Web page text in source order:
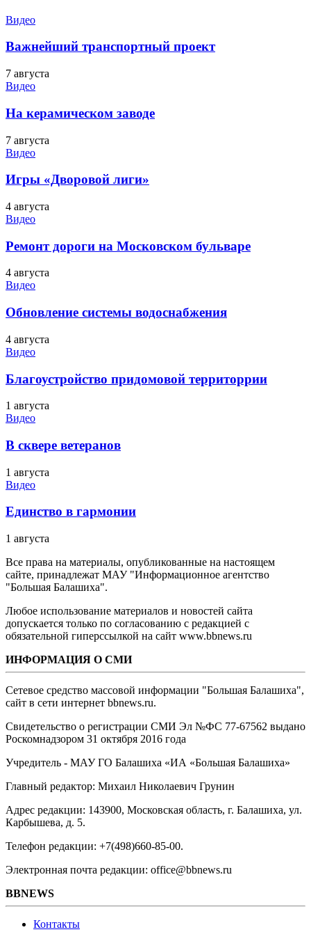
Видео
Важнейший транспортный проект
7 августа
Видео
На керамическом заводе
7 августа
Видео
Игры «Дворовой лиги»
4 августа
Видео
Ремонт дороги на Московском бульваре
4 августа
Видео
Обновление системы водоснабжения
4 августа
Видео
Благоустройство придомовой территоррии
1 августа
Видео
В сквере ветеранов
1 августа
Видео
Единство в гармонии
1 августа
Все права на материалы, опубликованные на настоящем
сайте, принадлежат МАУ "Информационное агентство
"Большая Балашиха".
Любое использование материалов и новостей сайта
допускается только по согласованию с редакцией с
обязательной гиперссылкой на сайт www.bbnews.ru
ИНФОРМАЦИЯ О СМИ
Сетевое средство массовой информации "Большая Балашиха",
сайт в сети интернет bbnews.ru.
Свидетельство о регистрации СМИ Эл №ФС ‎77-67562 выдано
Роскомнадзором 31 октября 2016 года
Учредитель - МАУ ГО Балашиха «ИА «Большая Балашиха»
Главный редактор: Михаил Николаевич Грунин
Адрес редакции: 143900, Московская область, г. Балашиха, ул.
Карбышева, д. 5.
Телефон редакции: +7(498)660-85-00.
Электронная почта редакции: office@bbnews.ru
BBNEWS
Контакты